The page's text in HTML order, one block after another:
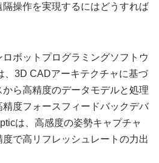
操作を実現するにはどうすれば
ボットプログラミングソフトウ
、3D CADアーキテクチャに基づ
ら高精度のデータモデルと処理
度フォースフィードバックデバ
は、高感度の姿勢キャプチャ
で高リフレッシュレートの力出